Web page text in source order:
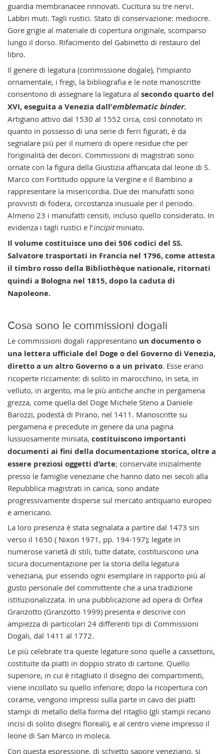
guardia membranacee rinnovati. Cucitura su tre nervi.
Labbri muti. Tagli rustici. Stato di conservazione: mediocre.
Gore grigie al materiale di copertura originale, scomparso
lungo il dorso. Rifacimento del Gabinetto di restauro del
libro.
Il genere di legatura (commissione dogale), l’impianto
ornamentale, i fregi, la bibliografia e le note manoscritte
consentono di assegnare la legatura al secondo quarto del
XVI, eseguita a Venezia dall’emblematic binder.
Artigiano attivo dal 1530 al 1552 circa, così connotato in
quanto in possesso di una serie di ferri figurati, è da
segnalare più per il numero di opere residue che per
l’originalità dei decori. Commissioni di magistrati sono
ornate con la figura della Giustizia affiancata dal leone di S.
Marco con Fortitudo oppure la Vergine e il Bambino a
rappresentare la misericordia. Due dei manufatti sono
provvisti di fodera, circostanza inusuale per il periodo.
Almeno 23 i manufatti censiti, incluso quello considerato. In
evidenza i tagli rustici e l’incipitminiato.
Il volume costituisce uno dei 506 codici del SS.
Salvatore trasportati in Francia nel 1796, come attesta
il timbro rosso della Bibliothèque nationale, ritornati
quindi a Bologna nel 1815, dopo la caduta di
Napoleone.
Cosa sono le commissioni dogali
Le commissioni dogali rappresentano un documento o
una lettera ufficiale del Doge o del Governo di Venezia,
diretto a un altro Governo o a un privato. Esse erano
ricoperte riccamente: di solito in marocchino, in seta, in
velluto, in argento, ma le più antiche anche in pergamena
grezza, come quella del Doge Michele Steno a Daniele
Barozzi, podestà di Pirano, nel 1411. Manoscritte su
pergamena e precedute in genere da una pagina
lussuosamente miniata, costituiscono importanti
documenti ai fini della documentazione storica, oltre a
essere preziosi oggetti d’arte; conservate inizialmente
presso le famiglie veneziane che hanno dato nei secoli alla
Repubblica magistrati in carica, sono andate
progressivamente disperse sul mercato antiquario europeo
e americano.
La loro presenza è stata segnalata a partire dal 1473 sin
verso il 1650 ( Nixon 1971, pp. 194-197); legate in
numerose varietà di stili, tutte datate, costituiscono una
sicura documentazione per la storia della legatura
veneziana, pur essendo ogni esemplare in rapporto più al
gusto personale del committente che a una tradizione
istituzionalizzata. In una pubblicazione ad opera di Orfea
Granzotto (Granzotto 1999) presenta e descrive con
ampiezza di particolari 24 differenti tipi di Commissioni
Dogali, dal 1411 al 1772.
Le più celebrate tra queste legature sono quelle a cassettoni,
costituite da piatti in doppio strato di cartone. Quello
superiore, in cui è ritagliato il disegno dei compartimenti,
viene incollato su quello inferiore; dopo la ricopertura con
corame, vengono impressi sulla parte in cavo dei piatti
stampi di metallo della forma del ritaglio (gli stampi recano
incisi di solito disegni floreali), e al centro viene impresso il
leone di San Marco in moleca.
Con questa espressione, di schietto sapore veneziano, si